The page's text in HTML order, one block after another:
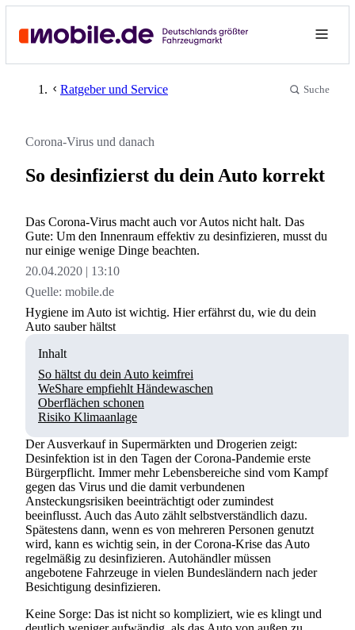
Ratgeber und Service Suche
Corona-Virus und danach
So desinfizierst du dein Auto korrekt
Das Corona-Virus macht auch vor Autos nicht halt. Das
Gute: Um den Innenraum effektiv zu desinfizieren, musst du
nur einige wenige Dinge beachten.
20.04.2020
13:10
Inhalt
So hältst du dein Auto keimfrei
WeShare empfiehlt Händewaschen
Oberflächen schonen
Risiko Klimaanlage
Quelle: mobile.de
Hygiene im Auto ist wichtig. Hier erfährst du, wie du dein
Auto sauber hältst
Der Ausverkauf in Supermärkten und Drogerien zeigt:
Desinfektion ist in den Tagen der Corona-Pandemie erste
Bürgerpflicht. Immer mehr Lebensbereiche sind vom Kampf
gegen das Virus und die damit verbundenen
Ansteckungsrisiken beeinträchtigt oder zumindest
beeinflusst. Auch das Auto zählt selbstverständlich dazu.
Spätestens dann, wenn es von mehreren Personen genutzt
wird, kann es wichtig sein, in der Corona-Krise das Auto
regelmäßig zu desinfizieren. Autohändler müssen
angebotene Fahrzeuge in vielen Bundesländern nach jeder
Besichtigung desinfizieren.
Keine Sorge: Das ist nicht so kompliziert, wie es klingt und